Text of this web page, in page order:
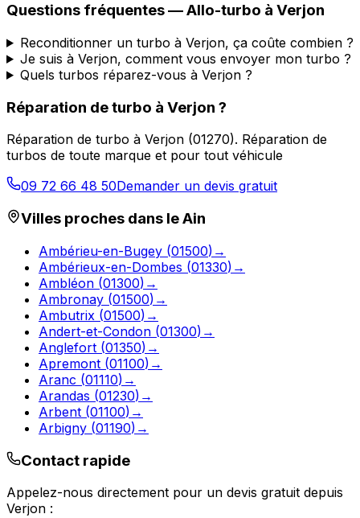
Questions fréquentes —Allo-turbo à Verjon
Reconditionner un turbo à Verjon, ça coûte combien ?
Je suis à Verjon, comment vous envoyer mon turbo ?
Quels turbos réparez-vous à Verjon ?
Réparation de turbo à Verjon ?
Réparation de turbo à Verjon (01270). Réparation de
turbos de toute marque et pour tout véhicule
09 72 66 48 50Demander un devis gratuit
Villes proches dans leAin
Ambérieu-en-Bugey (01500) →
Ambérieux-en-Dombes (01330) →
Ambléon (01300) →
Ambronay (01500) →
Ambutrix (01500) →
Andert-et-Condon (01300) →
Anglefort (01350) →
Apremont (01100) →
Aranc (01110) →
Arandas (01230) →
Arbent (01100) →
Arbigny (01190) →
Contact rapide
Appelez-nous directement pour un devis gratuit depuis
Verjon :